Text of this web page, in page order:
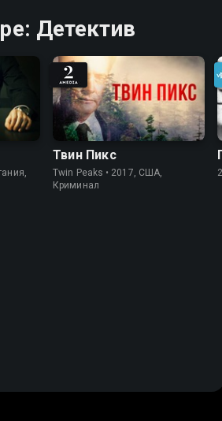
Детектив
Твин Пикс
Twin Peaks • 2017, США,
Криминал